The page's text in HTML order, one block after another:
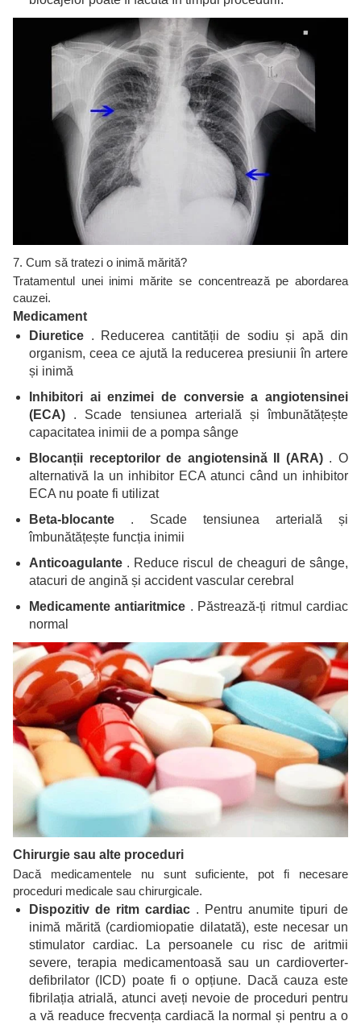
7. Cum să tratezi o inimă mărită?
Tratamentul unei inimi mărite se concentrează pe abordarea
cauzei.
Medicament
Diuretice . Reducerea cantității de sodiu și apă din
organism, ceea ce ajută la reducerea presiunii în artere
și inimă
Inhibitori ai enzimei de conversie a angiotensinei
(ECA) . Scade tensiunea arterială și îmbunătățește
capacitatea inimii de a pompa sânge
Blocanții receptorilor de angiotensină II (ARA). O
alternativă la un inhibitor ECA atunci când un inhibitor
ECA nu poate fi utilizat
Beta-blocante . Scade tensiunea arterială și
îmbunătățește funcția inimii
Anticoagulante . Reduce riscul de cheaguri de sânge,
atacuri de angină și accident vascular cerebral
Medicamente antiaritmice . Păstrează-ți ritmul cardiac
normal
Chirurgie sau alte proceduri
Dacă medicamentele nu sunt suficiente, pot fi necesare
proceduri medicale sau chirurgicale.
Dispozitiv de ritm cardiac . Pentru anumite tipuri de
inimă mărită (cardiomiopatie dilatată), este necesar un
stimulator cardiac. La persoanele cu risc de aritmii
severe, terapia medicamentoasă sau un cardioverter-
defibrilator (ICD) poate fi o opțiune. Dacă cauza este
fibrilația atrială, atunci aveți nevoie de proceduri pentru
a vă readuce frecvența cardiacă la normal și pentru a o